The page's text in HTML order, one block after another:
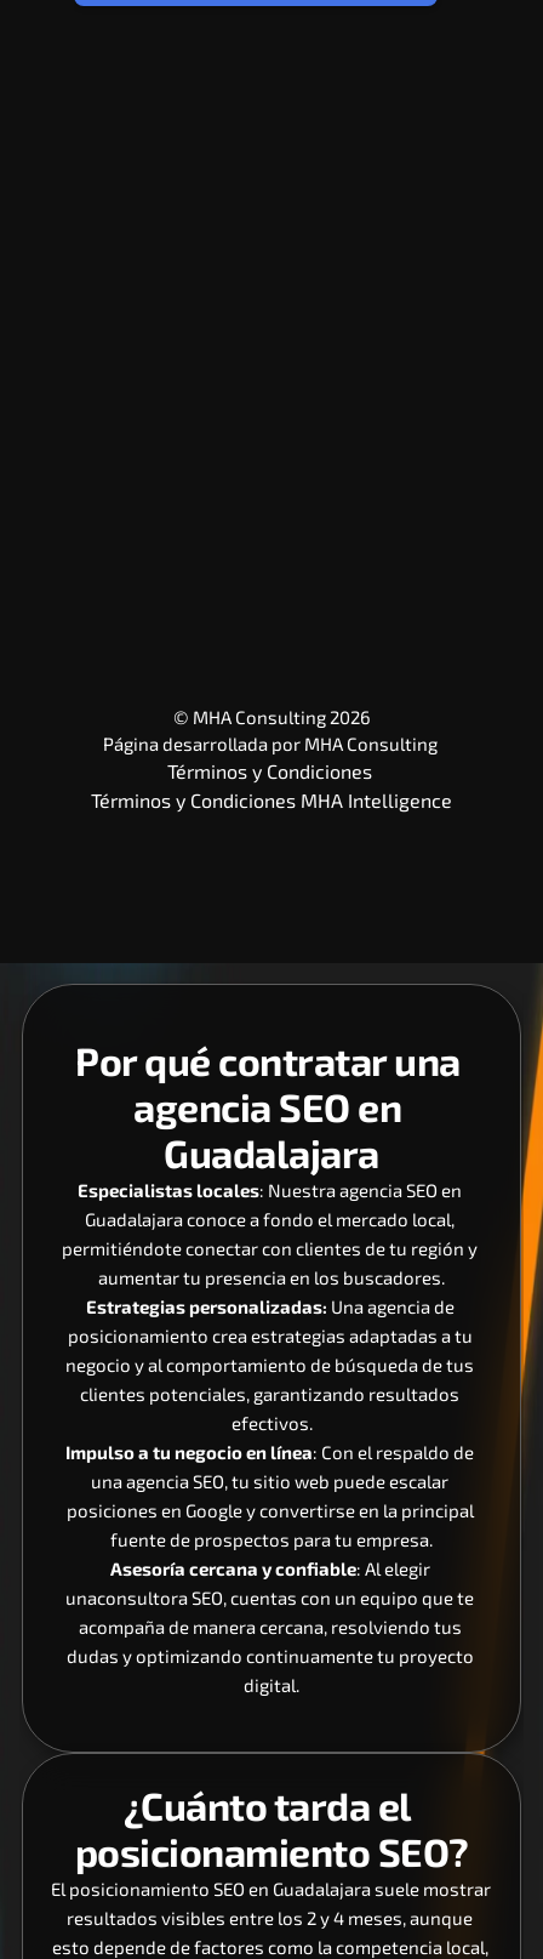
Por qué contratar una
agencia SEO en
Guadalajara
Especialistas locales: Nuestra agencia SEO en
Guadalajara conoce a fondo el mercado local,
permitiéndote conectar con clientes de tu región y
aumentar tu presencia en los buscadores.
Estrategias personalizadas: Una agencia de
posicionamiento crea estrategias adaptadas a tu
negocio y al comportamiento de búsqueda de tus
clientes potenciales, garantizando resultados
efectivos.
Impulso a tu negocio en línea: Con el respaldo de
una agencia SEO, tu sitio web puede escalar
posiciones en Google y convertirse en la principal
fuente de prospectos para tu empresa.
Asesoría cercana y confiable: Al elegir
unaconsultora SEO, cuentas con un equipo que te
acompaña de manera cercana, resolviendo tus
dudas y optimizando continuamente tu proyecto
digital.
¿Cuánto tarda el
posicionamiento SEO?
El posicionamiento SEO en Guadalajara suele mostrar
resultados visibles entre los 2 y 4 meses, aunque
esto depende de factores como la competencia local,
© MHA Consulting 2026
Página desarrollada por MHA Consulting
Términos y Condiciones MHA Intelligence
Términos y Condiciones